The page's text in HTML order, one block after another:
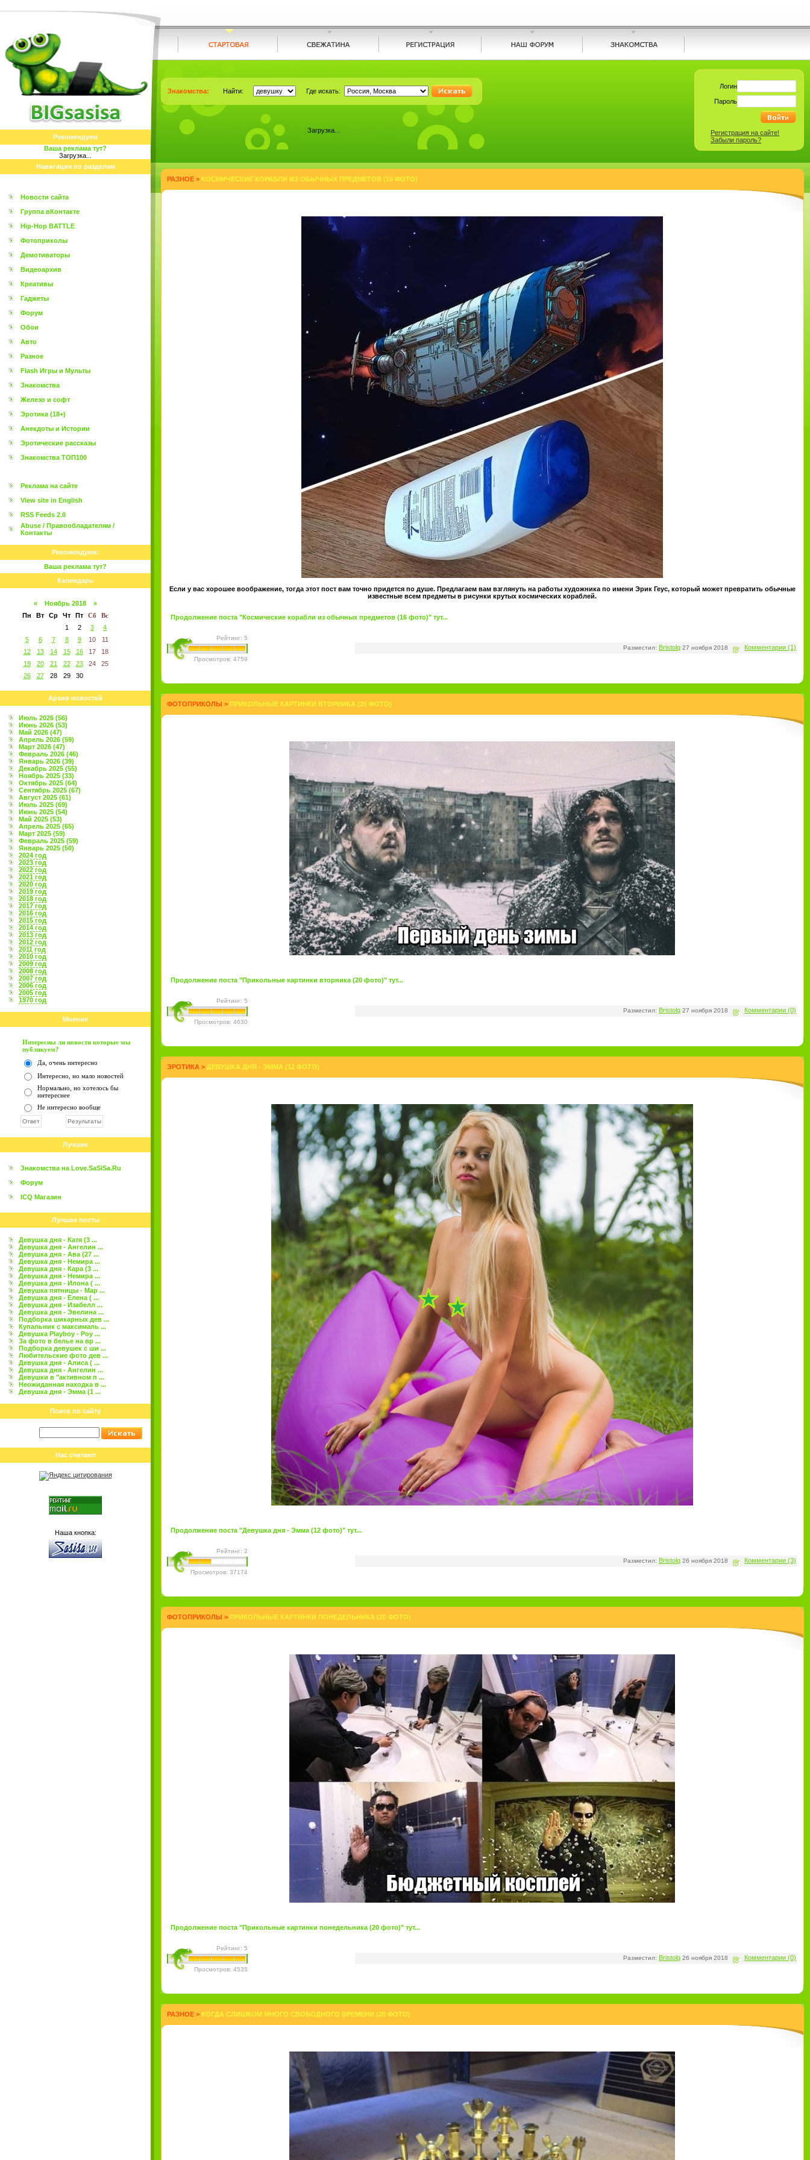
Рекомендуем
Ваша реклама тут?
Загрузка...
Навигация по разделам
Новости сайта
Группа вКонтакте
Hip-Hop BATTLE
Фотоприколы
Демотиваторы
Видеоархив
Креативы
Гаджеты
Форум
Обои
Авто
Разное
Flash Игры и Мульты
Знакомства
Железо и софт
Эротика (18+)
Анекдоты и Истории
Эротические рассказы
Знакомства ТОП100
Реклама на сайте
View site in English
RSS Feeds 2.0
Abuse / Правообладателям /
Контакты
Рекомендуем:
Ваша реклама тут?
Календарь
« Ноябрь 2018
»
Пн
Вт Ср Чт Пт Сб
Вс
1
2 3
4
5
6 7 8 9 10
11
12
13 14 15 16 17
18
19
20 21 22 23 24
25
26
27 28 29 30
Архив новостей
Июль 2026 (56)
Июнь 2026 (53)
Май 2026 (47)
Апрель 2026 (59)
Март 2026 (47)
Февраль 2026 (46)
Январь 2026 (39)
Декабрь 2025 (55)
Ноябрь 2025 (33)
Октябрь 2025 (64)
Сентябрь 2025 (67)
Август 2025 (61)
Июль 2025 (69)
Июнь 2025 (54)
Май 2025 (53)
Апрель 2025 (65)
Март 2025 (59)
Февраль 2025 (59)
Январь 2025 (50)
2024 год
2023 год
2022 год
2021 год
2020 год
2019 год
2018 год
2017 год
2016 год
2015 год
2014 год
2013 год
2012 год
2011 год
2010 год
2009 год
2008 год
2007 год
2006 год
2005 год
1970 год
Мнение
Интересны ли новости которые мы
публикуем?
Да, очень интересно
Интересно, но мало новостей
Нормально, но хотелось бы
интереснее
Не интересно вообще
Лучшие
Знакомства на Love.SaSiSa.Ru
Форум
ICQ Магазин
Лучшие посты
Девушка дня - Катя (3 ...
Девушка дня - Ангелин ...
Девушка дня - Ава (27 ...
Девушка дня - Немира ...
Девушка дня - Кара (3 ...
Девушка дня - Немира ...
Девушка дня - Илона ( ...
Девушка пятницы - Мар ...
Девушка дня - Елена ( ...
Девушка дня - Изабелл ...
Девушка дня - Эвелина ...
Подборка шикарных дев ...
Купальник с максималь ...
Девушка Playboy - Роу ...
За фото в белье на вр ...
Подборка девушек с ши ...
Любительские фото дев ...
Девушка дня - Алиса ( ...
Девушка дня - Ангелин ...
Девушки в "активном п ...
Неожиданная находка в ...
Девушка дня - Эмма (1 ...
Поиск по сайту
Нас считают
Наша кнопка:
Знакомства: Найти: Где искать:
Логин
Пароль
Регистрация на сайте!
Забыли пароль?
Загрузка...
РАЗНОЕ > КОСМИЧЕСКИЕ КОРАБЛИ ИЗ ОБЫЧНЫХ ПРЕДМЕТОВ (16 ФОТО)
Если у вас хорошее воображение, тогда этот пост вам точно придется по душе. Предлагаем вам взглянуть на работы художника по имени Эрик Геус, который может превратить обычные
известные всем предметы в рисунки крутых космических кораблей.
Продолжение поста "Космические корабли из обычных предметов (16 фото)" тут...
Рейтинг: 5
Просмотров: 4759
Разместил: Bristolq 27 ноября 2018 Комментарии (1)
ФОТОПРИКОЛЫ > ПРИКОЛЬНЫЕ КАРТИНКИ ВТОРНИКА (20 ФОТО)
Продолжение поста "Прикольные картинки вторника (20 фото)" тут...
Рейтинг: 5
Просмотров: 4630
Разместил: Bristolq 27 ноября 2018 Комментарии (0)
ЭРОТИКА > ДЕВУШКА ДНЯ - ЭММА (12 ФОТО)
Продолжение поста "Девушка дня - Эмма (12 фото)" тут...
Рейтинг: 2
Просмотров: 37174
Разместил: Bristolq 26 ноября 2018 Комментарии (3)
ФОТОПРИКОЛЫ > ПРИКОЛЬНЫЕ КАРТИНКИ ПОНЕДЕЛЬНИКА (20 ФОТО)
Продолжение поста "Прикольные картинки понедельника (20 фото)" тут...
Рейтинг: 5
Просмотров: 4535
Разместил: Bristolq 26 ноября 2018 Комментарии (0)
РАЗНОЕ > КОГДА СЛИШКОМ МНОГО СВОБОДНОГО ВРЕМЕНИ (20 ФОТО)